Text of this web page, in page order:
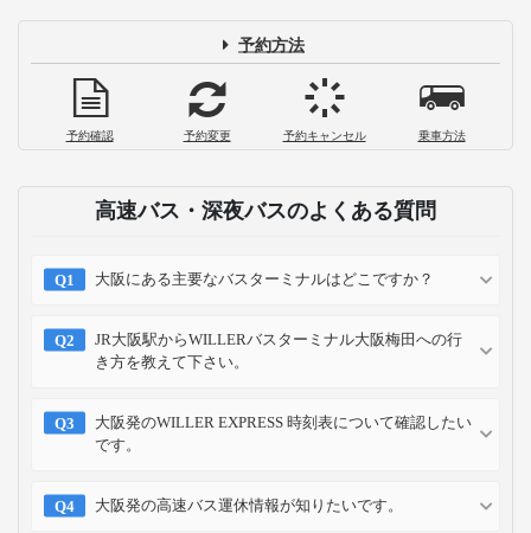
予約方法
予約確認 予約変更 予約キャンセル 乗車方法
高速バス・深夜バスのよくある質問
大阪にある主要なバスターミナルはどこですか？
JR大阪駅からWILLERバスターミナル大阪梅田への行
き方を教えて下さい。
大阪発のWILLER EXPRESS 時刻表について確認したい
です。
大阪発の高速バス運休情報が知りたいです。